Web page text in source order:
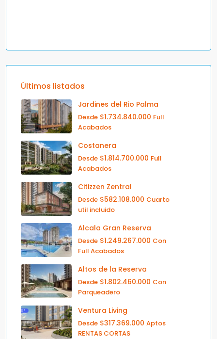
Últimos listados
Jardines del Rio Palma
Desde $1.734.840.000 Full
Acabados
Costanera
Desde $1.814.700.000 Full
Acabados
Citizzen Zentral
Desde $582.108.000 Cuarto
util incluido
Alcala Gran Reserva
Desde $1.249.267.000 Con
Full Acabados
Altos de la Reserva
Desde $1.802.460.000 Con
Parqueadero
Ventura Living
Desde $317.369.000 Aptos
RENTAS CORTAS